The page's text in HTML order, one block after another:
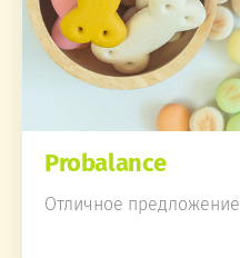
Probalance
Отличное предложение